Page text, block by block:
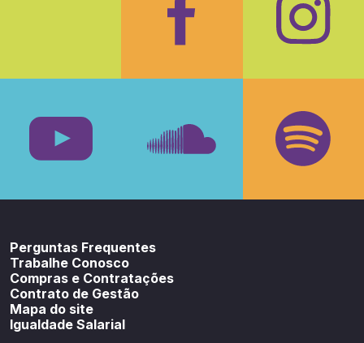
Facebook
Perguntas Frequentes
Trabalhe Conosco
Compras e Contratações
Contrato de Gestão
Mapa do site
Igualdade Salarial